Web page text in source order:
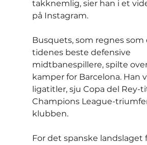
takknemlig, sier han i et
på Instagram.
Busquets, som regnes som
tidenes beste defensive
midtbanespillere, spilte
kamper for Barcelona. Han
ligatitler, sju Copa del Rey-
Champions League-
klubben.
For det spanske landslaget